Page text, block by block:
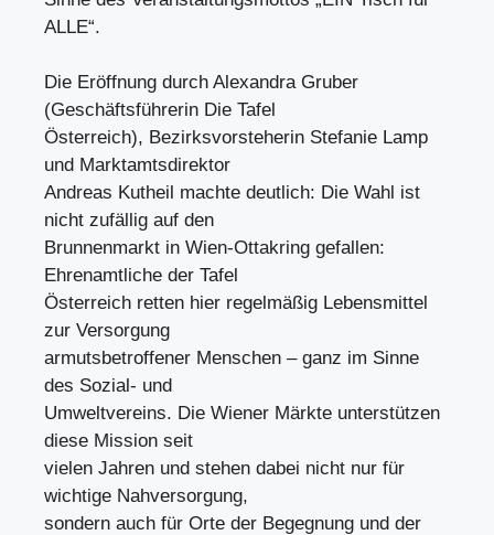
ALLE“.
Die Eröffnung durch Alexandra Gruber
(Geschäftsführerin Die Tafel
Österreich), Bezirksvorsteherin Stefanie Lamp
und Marktamtsdirektor
Andreas Kutheil machte deutlich: Die Wahl ist
nicht zufällig auf den
Brunnenmarkt in Wien-Ottakring gefallen:
Ehrenamtliche der Tafel
Österreich retten hier regelmäßig Lebensmittel
zur Versorgung
armutsbetroffener Menschen – ganz im Sinne
des Sozial- und
Umweltvereins. Die Wiener Märkte unterstützen
diese Mission seit
vielen Jahren und stehen dabei nicht nur für
wichtige Nahversorgung,
sondern auch für Orte der Begegnung und der